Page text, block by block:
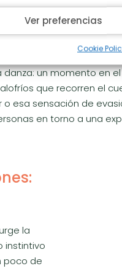
Ver preferencias
Cookie
una sala de ensayo o
alegría, tristeza, amor
aficionados
Internet o participas
un momento en
que recorren el
esa sensación de
en torno a una
la
instintivo
poco de